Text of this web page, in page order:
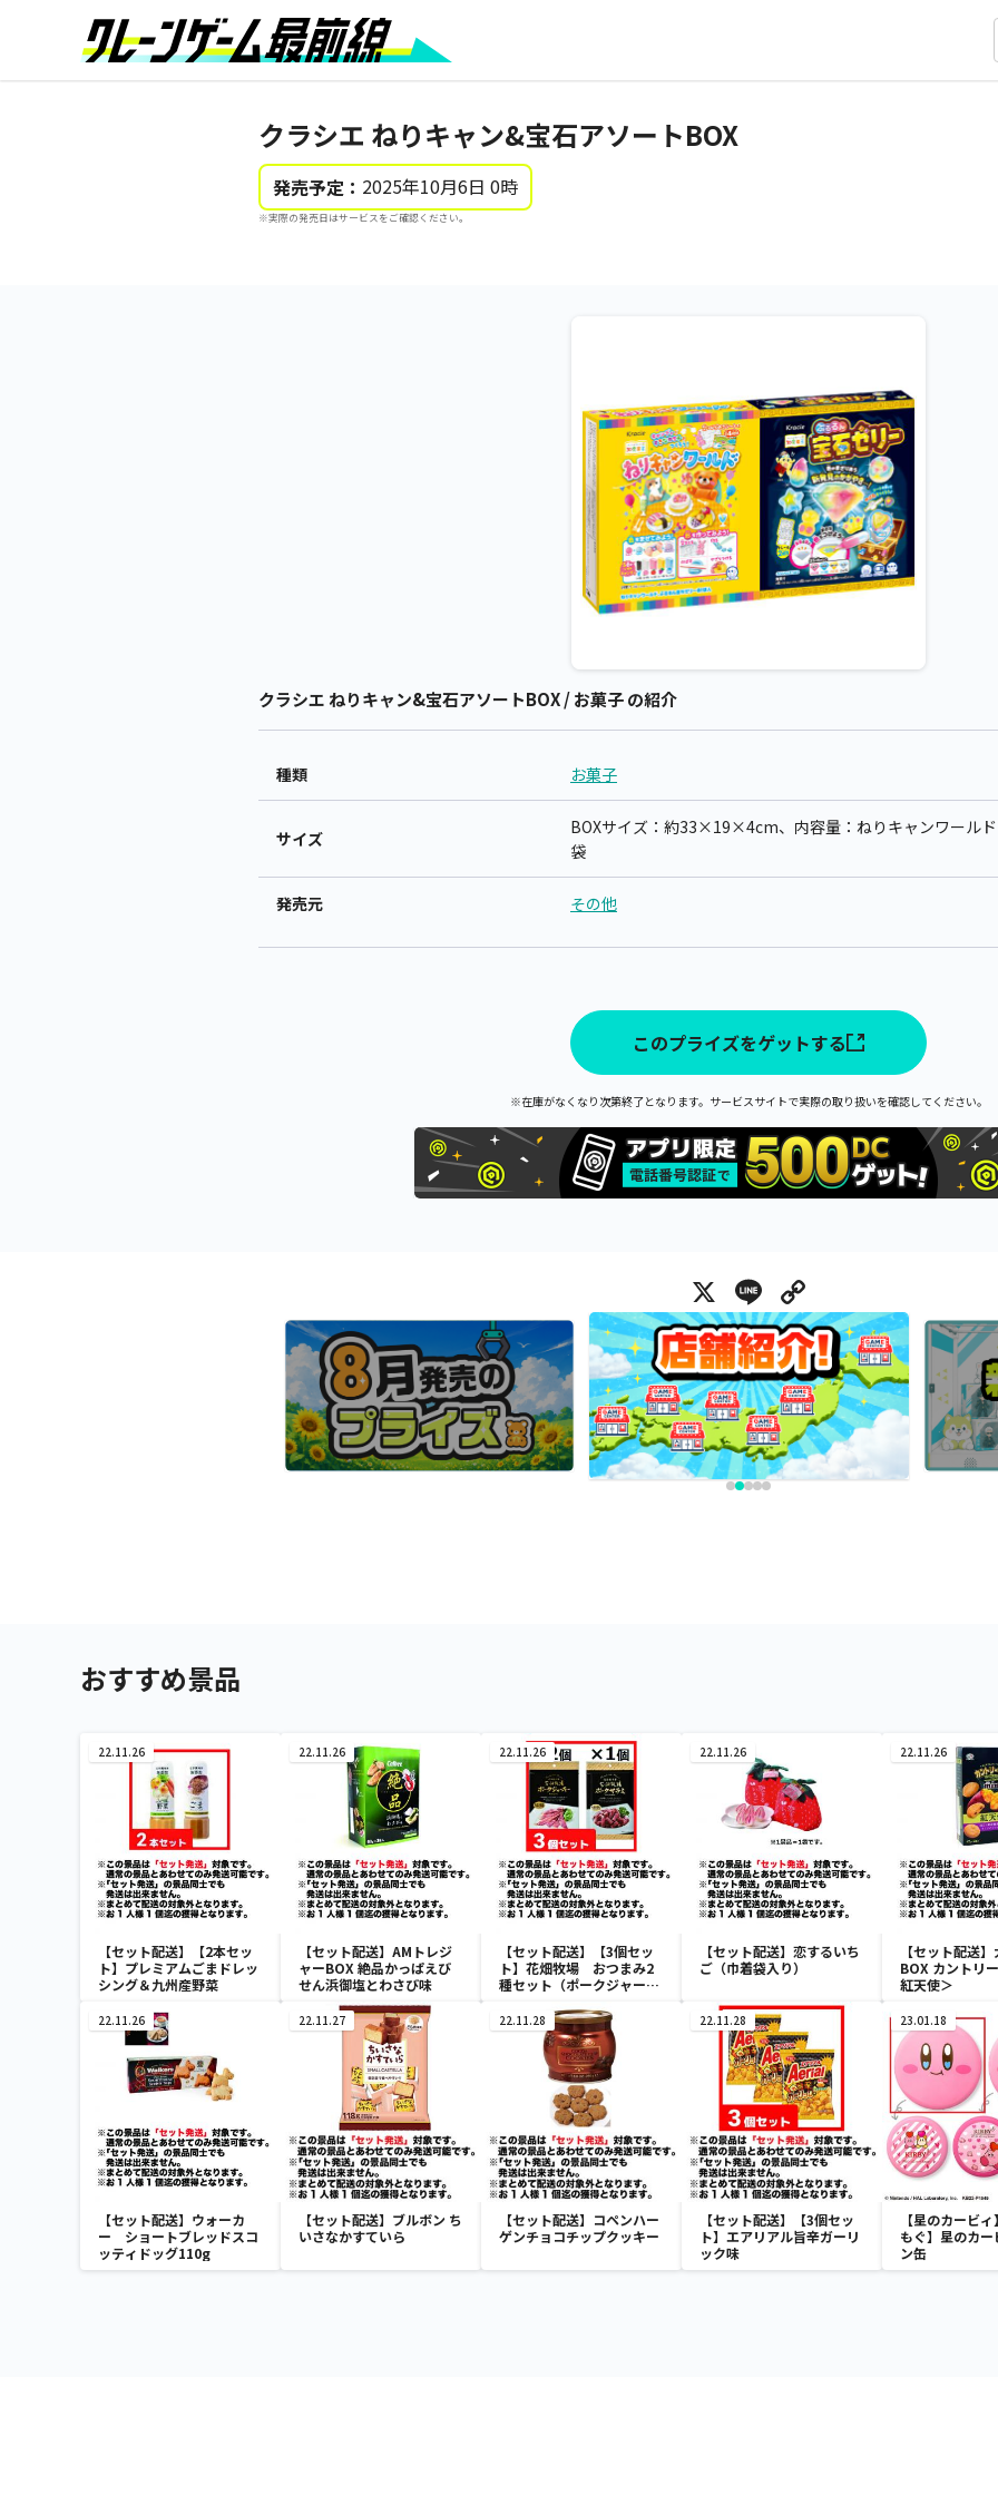
クラシエ ねりキャン&宝石アソートBOX
発売予定： 2025年10月6日 0時
※実際の発売日はサービスをご確認ください。
クラシエ ねりキャン&宝石アソートBOX / お菓子 の紹介
種類 お菓子
サイズ
BOXサイズ：約33×19×4cm、内容量：ねりキャンワール
袋
発売元 その他
このプライズをゲットする
※在庫がなくなり次第終了となります。サービスサイトで実際の取り扱いを確認してください。
X Line
おすすめ景品
22.11.26
【セット配送】【2本セッ
ト】プレミアムごまドレッ
シング＆九州産野菜
22.11.26
【セット配送】AMトレジ
ャーBOX 絶品かっぱえび
せん浜御塩とわさび味
22.11.26
【セット配送】【3個セッ
ト】花畑牧場 おつまみ2
種セット（ポークジャーキ
22.11.26
【セット配送】恋するいち
ご（巾着袋入り）
22.11.26
【セット配送
BOX カントリ
紅天使＞
22.11.26
【セット配送】ウォーカ
ー ショートブレッドスコ
ッティドッグ110g
22.11.27
【セット配送】ブルボン ち
いさなかすていら
22.11.28
【セット配送】コペンハー
ゲンチョコチップクッキー
22.11.28
【セット配送】【3個セッ
ト】エアリアル旨辛ガーリ
ック味
23.01.18
【星のカービ
もぐ】星のカー
ン缶